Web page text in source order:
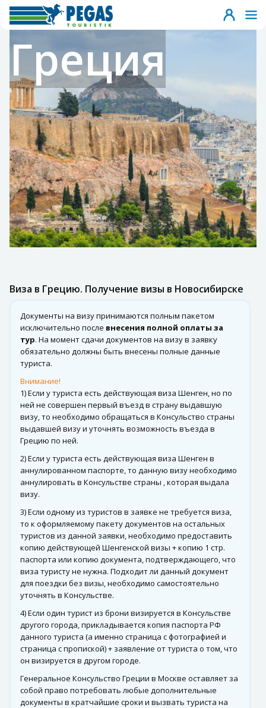
Греция
Виза в Грецию. Получение визы в Новосибирске
Документы на визу принимаются полным пакетом
исключительно после внесения полной оплаты за
тур. На момент сдачи документов на визу в заявку
обязательно должны быть внесены полные данные
туриста.
Внимание!
1) Если у туриста есть действующая виза Шенген, но по
ней не совершен первый въезд в страну выдавшую
визу, то необходимо обращаться в Консульство страны
выдавшей визу и уточнять возможность въезда в
Грецию по ней.
2) Если у туриста есть действующая виза Шенген в
аннулированном паспорте, то данную визу необходимо
аннулировать в Консульстве страны , которая выдала
визу.
3) Если одному из туристов в заявке не требуется виза,
то к оформляемому пакету документов на остальных
туристов из данной заявки, необходимо предоставить
копию действующей Шенгенской визы + копию 1 стр.
паспорта или копию документа, подтверждающего, что
виза туристу не нужна. Подходит ли данный документ
для поездки без визы, необходимо самостоятельно
уточнять в Консульстве.
4) Если один турист из брони визируется в Консульстве
другого города, прикладывается копия паспорта РФ
данного туриста (а именно страница с фотографией и
страница с пропиской) + заявление от туриста о том, что
он визируется в другом городе.
Генеральное Консульство Греции в Москве оставляет за
собой право потребовать любые дополнительные
документы в кратчайшие сроки и вызвать туриста на